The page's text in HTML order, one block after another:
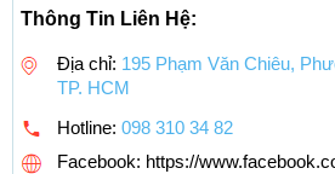
Thông Tin Liên Hệ:
Địa chỉ: 195 Phạm Văn Chiêu,
TP. HCM
Hotline: 098 310 34 82
Facebook: https://